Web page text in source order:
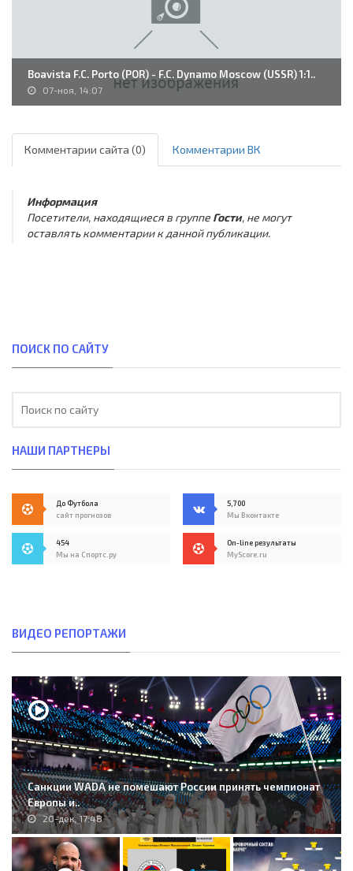
Boavista F.C. Porto (POR) - F.C. Dynamo Moscow (USSR) 1:1..
07-ноя, 14:07
Комментарии сайта (0) Комментарии ВК
Информация
Посетители, находящиеся в группе Гости, не могут
оставлять комментарии к данной публикации.
ПОИСК ПО САЙТУ
НАШИ ПАРТНЕРЫ
До Футбола
сайт прогнозов
5,700
Мы Вконтакте
454
Мы на Спортс.ру
On-line результаты
MyScore.ru
ВИДЕО РЕПОРТАЖИ
Санкции WADA не помешают России принять чемпионат
Европы и..
20-дек, 17:48